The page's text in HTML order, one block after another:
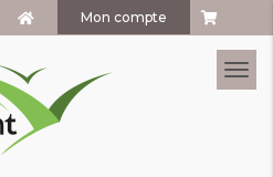
Mon compte